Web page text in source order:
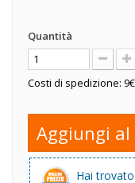
Quantità
Costi di spedizione:
Aggiungi
Hai